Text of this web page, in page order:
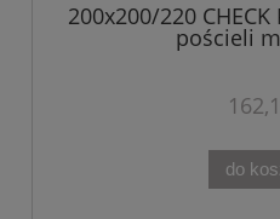
200x200/220
pościeli
do